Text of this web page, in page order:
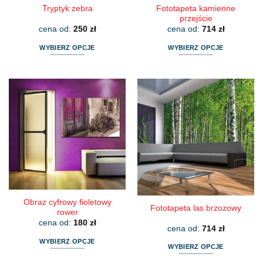
Tryptyk zebra
cena od: 250 zł
WYBIERZ OPCJE
ma
wiele
wariantów.
Opcje
można
wybrać
stronie
produktu
Fototapeta kamienne
przejście
cena od: 714 zł
WYBIERZ OPCJE
ma
wiele
wariantów.
Opcje
można
na
stronie
produktu
Obraz cyfrowy fioletowy
rower
cena od: 180 zł
WYBIERZ OPCJE
Fototapeta las brzozowy
cena od: 714 zł
WYBIERZ OPCJE